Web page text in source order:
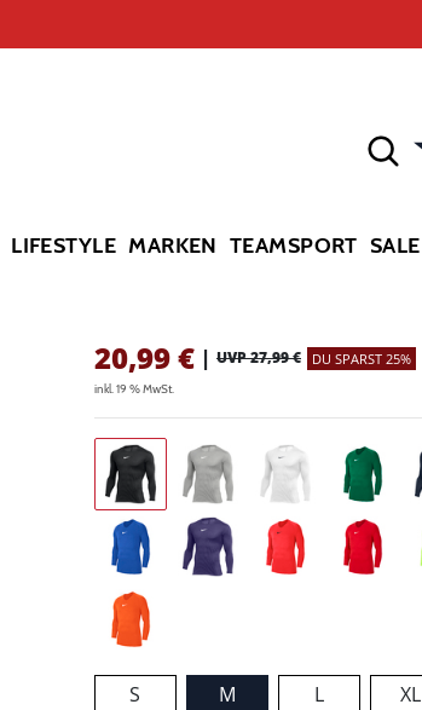
LIFESTYLE MARKEN TEAMSPORT SALE
20,99€ | UVP 27,99 € DU SPARST 25%
inkl. 19 % MwSt.
S M L XL